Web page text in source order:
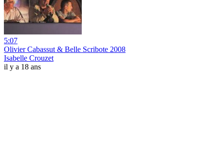
5:07
Olivier Cabassut & Belle Scribote 2008
Isabelle Crouzet
il y a 18 ans